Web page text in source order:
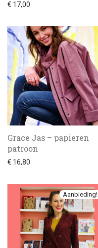
€ 17,00
Grace Jas – papieren
patroon
€ 16,80
Aanbieding!